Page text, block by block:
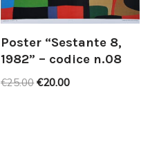
Poster “Sestante 8,
1982” – codice n.08
€25.00 €20.00